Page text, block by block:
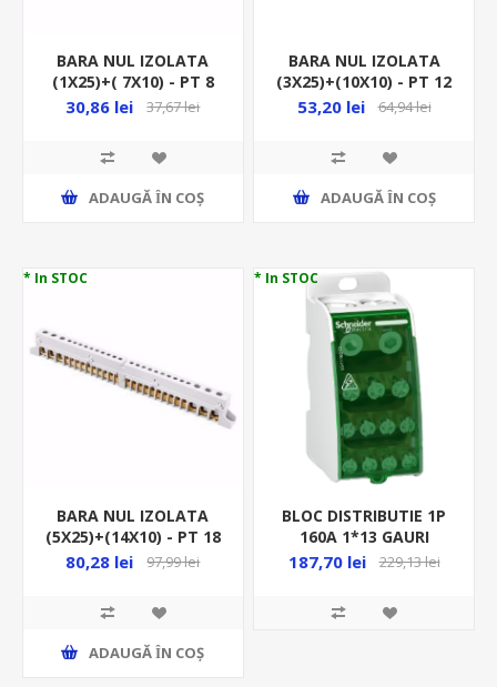
BARA NUL IZOLATA
(1X25)+( 7X10) - PT 8
MOD GW 40401
30,86 lei 37,67 lei
ADAUGĂ ȊN COŞ
BARA NUL IZOLATA
(3X25)+(10X10) - PT 12
MOD GW 40402
53,20 lei 64,94 lei
ADAUGĂ ȊN COŞ
* In STOC
BARA NUL IZOLATA
(5X25)+(14X10) - PT 18
MOD GW 40404
80,28 lei 97,99 lei
ADAUGĂ ȊN COŞ
* In STOC
BLOC DISTRIBUTIE 1P
160A 1*13 GAURI
(2*12+3*7.5+8*5.8)MM
187,70 lei 229,13 lei